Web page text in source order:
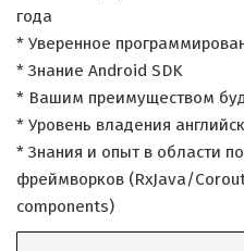
года
* Уверенное
* Знание Android SDK
* Вашим преимуществом
* Уровень владения
* Знания и опыт в области
фреймворков (RxJava/
components)